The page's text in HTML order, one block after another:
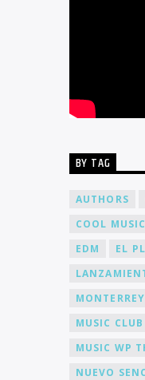
BY TAG
AUTHORS
COOL MUSIC
EDM
EL
MONTERREY
MUSIC CLUB
MUSIC WP
NUEVO